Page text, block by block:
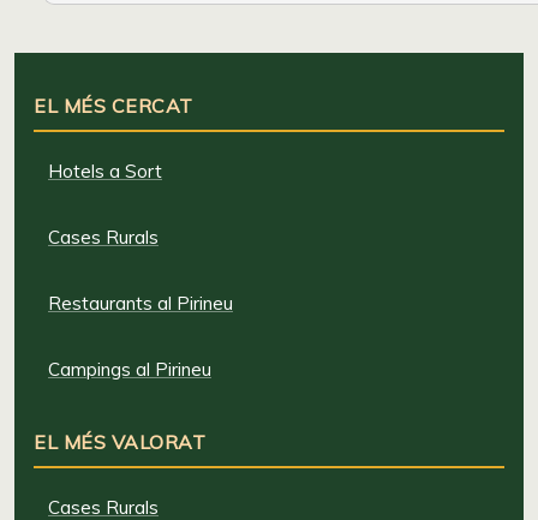
EL MÉS CERCAT
Hotels a Sort
Cases Rurals
Restaurants al Pirineu
Campings al Pirineu
EL MÉS VALORAT
Cases Rurals